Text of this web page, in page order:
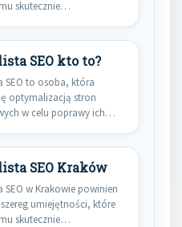
skutecznie
SEO kto to?
SEO to osoba, która
optymalizacją stron
w celu poprawy ich
SEO Kraków
SEO w Krakowie powinien
umiejętności, które
skutecznie